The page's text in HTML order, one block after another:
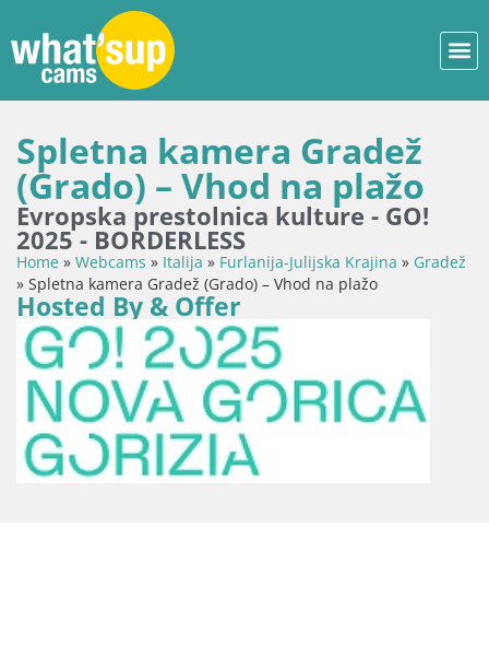
Spletna kamera Gradež
(Grado) – Vhod na plažo
Evropska prestolnica kulture - GO!
2025 - BORDERLESS
Home » Webcams » Italija » Furlanija-Julijska Krajina » Gradež
» Spletna kamera Gradež (Grado) – Vhod na plažo
Hosted By & Offer